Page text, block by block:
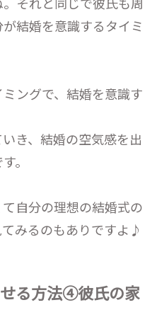
結婚を意識するタイミ
ングで、結婚を意識す
き、結婚の空気感を出
。
自分の理想の結婚式の
みるのもありですよ♪
る方法④彼氏の家